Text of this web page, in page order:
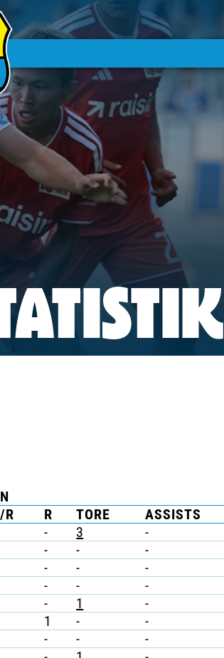
R R TORE ASSISTS
- 3 -
- - -
- - -
- - -
- 1 -
1 - -
- - -